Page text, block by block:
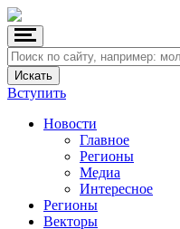
Вступить
Новости
Главное
Регионы
Медиа
Интересное
Регионы
Векторы